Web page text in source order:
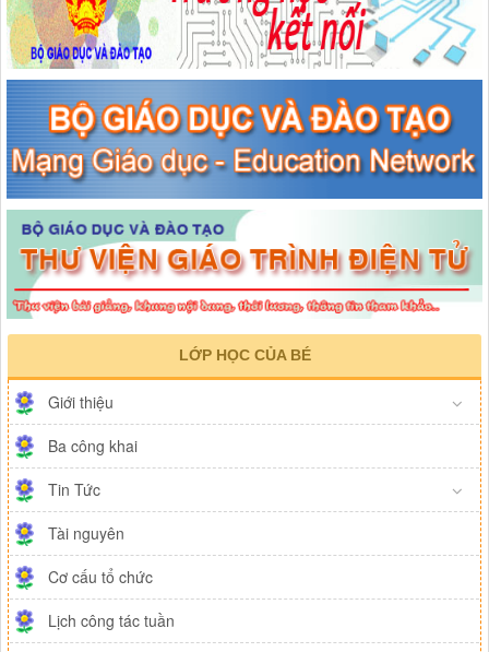
LỚP HỌC CỦA BÉ
Giới thiệu
Ba công khai
Tin Tức
Tài nguyên
Cơ cấu tổ chức
Lịch công tác tuần